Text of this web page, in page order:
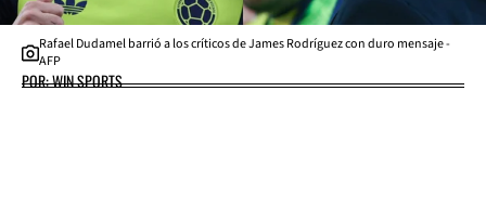
Rafael Dudamel barrió a los críticos de James Rodríguez con duro mensaje -
AFP
POR: WIN SPORTS